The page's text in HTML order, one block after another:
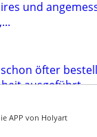
APP von Holyart
und
öfter
ausgeführt.